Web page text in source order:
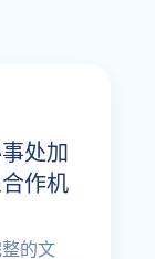
处加
作机
的文